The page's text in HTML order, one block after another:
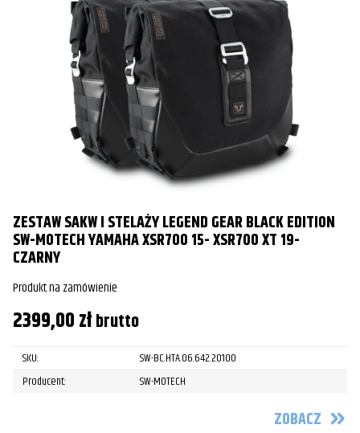
ZESTAW SAKW I STELAŻY LEGEND GEAR BLACK EDITION
SW-MOTECH YAMAHA XSR700 15- XSR700 XT 19-
CZARNY
Produkt na zamówienie
2399,00złbrutto
SKU:
SW-BC.HTA.06.642.20100
Producent:
SW-MOTECH
ZOBACZ